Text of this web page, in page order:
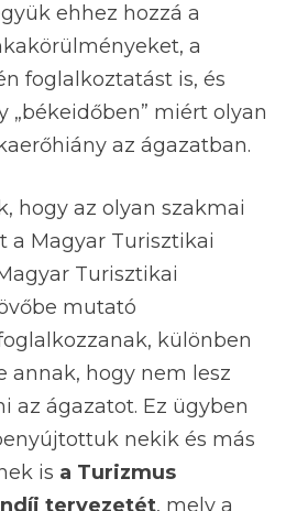
ehhez hozzá a
a
foglalkoztatást is, és
„békeidőben” miért olyan
az ágazatban.
hogy az olyan szakmai
a Magyar Turisztikai
Turisztikai
mutató
különben
annak, hogy nem lesz
az ágazatot. Ez ügyben
nekik és más
is a Turizmus
tervezetét, mely a